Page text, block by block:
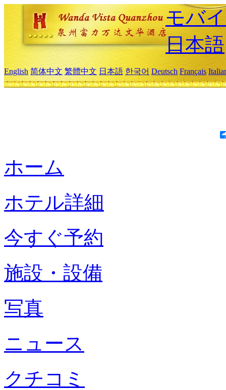
モバ
日本語
English 简体中文 繁體中文 日本語 한국어 Deutsch Français
ホーム
ホテル詳細
今すぐ予約
施設・設備
写真
ニュース
クチコミ